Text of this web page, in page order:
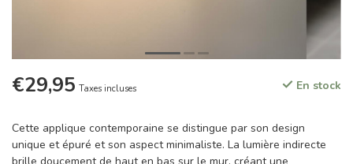
€29,95 Taxes incluses En stock
Cette applique contemporaine se distingue par son design
unique et épuré et son aspect minimaliste. La lumière indirecte